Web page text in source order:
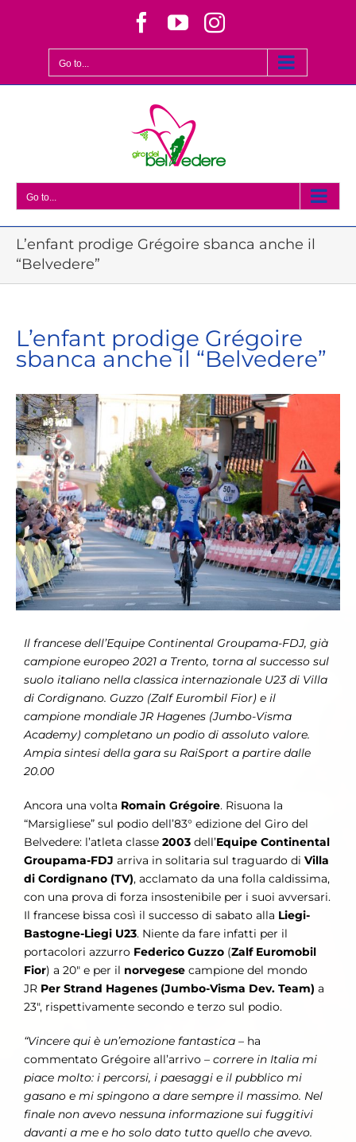
Facebook
YouTubeInstagram
Go to...
Go to...
L’enfant prodige Grégoire sbanca anche il
“Belvedere”
L’enfant prodige Grégoire
sbanca anche il “Belvedere”
View
Larger
Image
Il francese dell’Equipe Continental Groupama-FDJ, già
campione europeo 2021 a Trento, torna al successo sul
suolo italiano nella classica internazionale U23 di Villa
di Cordignano. Guzzo (Zalf Eurombil Fior) e il
campione mondiale JR Hagenes (Jumbo-Visma
Academy) completano un podio di assoluto valore.
Ampia sintesi della gara su RaiSport a partire dalle
20.00
Ancora una volta Romain Grégoire. Risuona la
“Marsigliese” sul podio dell’83° edizione del Giro del
Belvedere: l’atleta classe 2003 dell’Equipe Continental
Groupama-FDJ arriva in solitaria sul traguardo di Villa
di Cordignano (TV), acclamato da una folla caldissima,
con una prova di forza insostenibile per i suoi avversari.
Il francese bissa così il successo di sabato alla Liegi-
Bastogne-Liegi U23. Niente da fare infatti per il
portacolori azzurro Federico Guzzo (Zalf Euromobil
Fior) a 20″ e per il norvegese campione del mondo
JR Per Strand Hagenes (Jumbo-Visma Dev. Team) a
23″, rispettivamente secondo e terzo sul podio.
“Vincere qui è un’emozione fantastica – ha
commentato Grégoire all’arrivo – correre in Italia mi
piace molto: i percorsi, i paesaggi e il pubblico mi
gasano e mi spingono a dare sempre il massimo. Nel
finale non avevo nessuna informazione sui fuggitivi
davanti a me e ho solo dato tutto quello che avevo.